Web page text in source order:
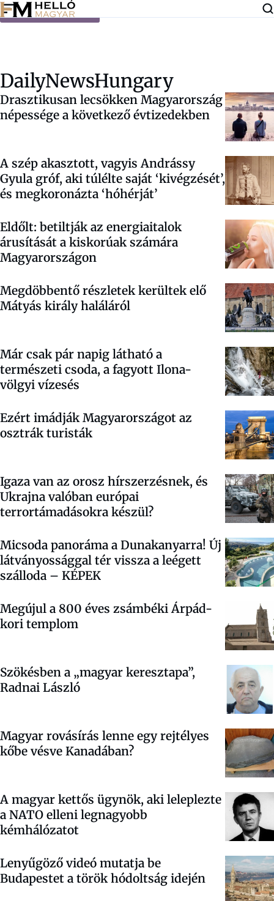
Ugrás a tartalomra
DailyNewsHungary
Drasztikusan lecsökken Magyarország
népessége a következő évtizedekben
A szép akasztott, vagyis Andrássy
Gyula gróf, aki túlélte saját ‘kivégzését’,
és megkoronázta ‘hóhérját’
Eldőlt: betiltják az energiaitalok
árusítását a kiskorúak számára
Magyarországon
Megdöbbentő részletek kerültek elő
Mátyás király haláláról
Már csak pár napig látható a
természeti csoda, a fagyott Ilona-
völgyi vízesés
Ezért imádják Magyarországot az
osztrák turisták
Igaza van az orosz hírszerzésnek, és
Ukrajna valóban európai
terrortámadásokra készül?
Micsoda panoráma a Dunakanyarra! Új
látványossággal tér vissza a leégett
szálloda – KÉPEK
Megújul a 800 éves zsámbéki Árpád-
kori templom
Szökésben a „magyar keresztapa”,
Radnai László
Magyar rovásírás lenne egy rejtélyes
kőbe vésve Kanadában?
A magyar kettős ügynök, aki leleplezte
a NATO elleni legnagyobb
kémhálózatot
Lenyűgöző videó mutatja be
Budapestet a török hódoltság idején